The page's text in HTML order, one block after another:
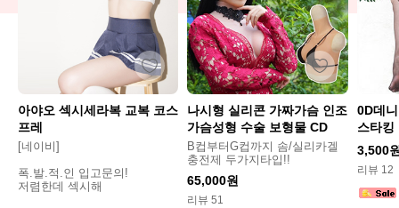
아야오 섹시세라복 교복 코스
프레
[네이비]
폭.발.적.인 입고문의!
저렴한데 섹시해
나시형 실리콘 가짜가슴 인조
가슴성형 수술 보형물 CD
B컵부터G컵까지 솜/실리카겔
충전제 두가지타입!!
65,000원
리뷰 51
0D데
스타킹
3,500
리뷰 12